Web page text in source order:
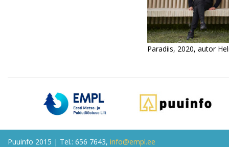
Paradiis, 2020, autor
Puuinfo 2015 | Tel.: 656 7643, info@empl.ee